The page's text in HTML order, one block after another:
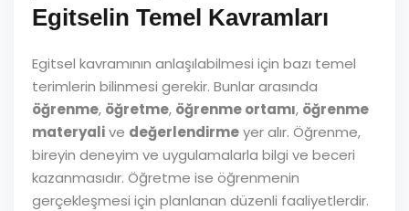
Egitselin Temel Kavramları
Egitsel kavramının anlaşılabilmesi için bazı temel
terimlerin bilinmesi gerekir. Bunlar arasında
öğrenme, öğretme, öğrenme ortamı, öğrenme
materyalive değerlendirmeyer alır. Öğrenme,
bireyin deneyim ve uygulamalarla bilgi ve beceri
kazanmasıdır. Öğretme ise öğrenmenin
gerçekleşmesi için planlanan düzenli faaliyetlerdir.